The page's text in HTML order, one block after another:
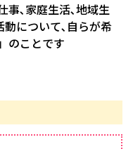
事､家庭生活､地域生
動について､自らが希
のことです